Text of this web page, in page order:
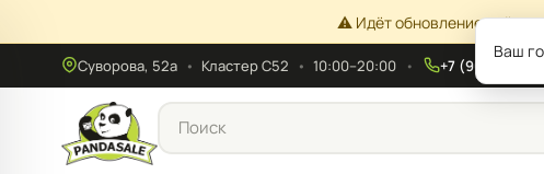
⚠️ Идёт обновление сайта
Суворова, 52а • Кластер С52 • 10:00–20:00 +7 (908) 177-
Ваш